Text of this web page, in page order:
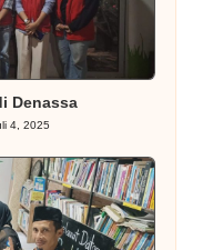
Denassa
4, 2025